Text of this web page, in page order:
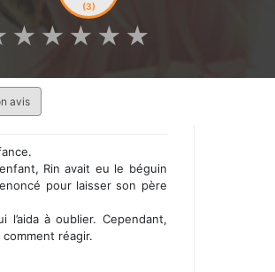
(3)
★
★
★
★
★
avis
Rin avait eu le béguin
pour laisser son père
l’aida à oublier. Cependant,
comment réagir.